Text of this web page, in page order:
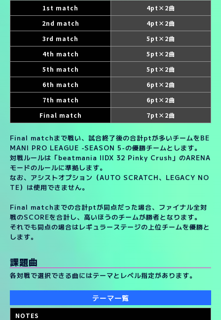
1st match
4pt×2曲
2nd match
4pt×2曲
3rd match
5pt×2曲
4th match
5pt×2曲
5th match
5pt×2曲
6th match
6pt×2曲
7th match
6pt×2曲
Final match
7pt×2曲
Final matchまで戦い、試合終了後の合計ptが多いチームをBE
MANI PRO LEAGUE -SEASON 5-の優勝チームとします。
対戦ルールは「beatmania IIDX 32 Pinky Crush」のARENA
モードのルールに準拠します。
なお、アシストオプション（AUTO SCRATCH、LEGACY NO
TE）は使用できません。
Final matchまでの合計ptが同点だった場合、ファイナル全対
戦のSCOREを合計し、高いほうのチームが勝者となります。
それでも同点の場合はレギュラーステージの上位チームを優勝と
します。
課題曲
各対戦で選択できる曲にはテーマとレベル指定があります。
テーマ一覧
NOTES